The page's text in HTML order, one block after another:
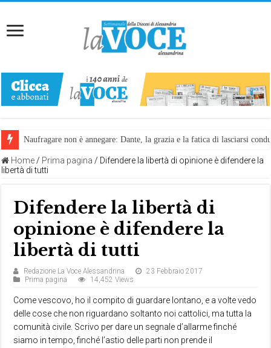
Naufragare non è annegare: Dante, la grazia e la fatica di lasciarsi
Home / Prima pagina / Difendere la libertà di opinione è difendere la
libertà di tutti
Difendere la libertà di
opinione è difendere la
libertà di tutti
Redazione La Voce Alessandrina
23 Febbraio 2017
Prima pagina
14,452 Views
Come vescovo, ho il compito di guardare lontano, e a volte vedo
delle cose che non riguardano soltanto noi cattolici, ma tutta la
comunità civile. Scrivo per dare un segnale d’allarme finché
siamo in tempo, finché l’astio delle parti non prende il